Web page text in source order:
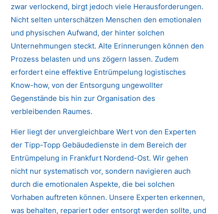
zwar verlockend, birgt jedoch viele Herausforderungen.
Nicht selten unterschätzen Menschen den emotionalen
und physischen Aufwand, der hinter solchen
Unternehmungen steckt. Alte Erinnerungen können den
Prozess belasten und uns zögern lassen. Zudem
erfordert eine effektive Entrümpelung logistisches
Know-how, von der Entsorgung ungewollter
Gegenstände bis hin zur Organisation des
verbleibenden Raumes.
Hier liegt der unvergleichbare Wert von den Experten
der Tipp-Topp Gebäudedienste in dem Bereich der
Entrümpelung in Frankfurt Nordend-Ost. Wir gehen
nicht nur systematisch vor, sondern navigieren auch
durch die emotionalen Aspekte, die bei solchen
Vorhaben auftreten können. Unsere Experten erkennen,
was behalten, repariert oder entsorgt werden sollte, und